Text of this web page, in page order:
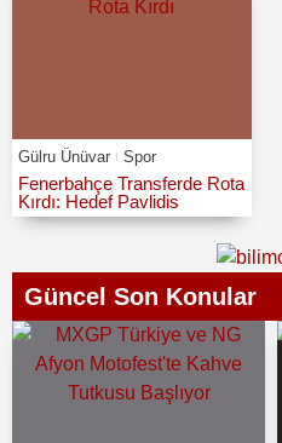
Gülru Ünüvar Spor
Fenerbahçe Transferde Rota
Kırdı: Hedef Pavlidis
Güncel Son Konular